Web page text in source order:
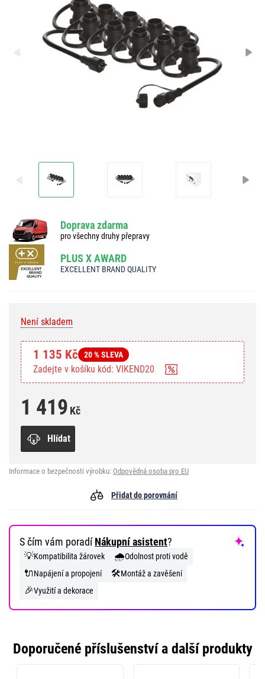
Doprava zdarma
pro všechny druhy přepravy
PLUS X AWARD
EXCELLENT BRAND QUALITY
Není skladem
1 135 Kč 20 % SLEVA
Zadejte v košíku kód: VIKEND20
1 419 Kč
Hlídat
Informace o bezpečnosti výrobku: Odpovědná osoba pro EU
Přidat do porovnání
S čím vám poradíNákupní asistent?
💡Kompatibilita žárovek 🌧️Odolnost proti vodě
🔌Napájení a propojení 🛠️Montáž a zavěšení
🎉Využití a dekorace
Doporučené příslušenství a další produkty